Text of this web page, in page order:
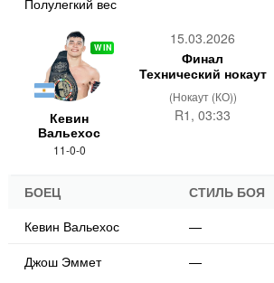
Полулегкий вес
WIN
Кевин
Вальехос
11-0-0
15.03.2026
Финал
Технический нокаут
(Нокаут (КО))
R1, 03:33
БОЕЦ СТИЛЬ БОЯ
Кевин Вальехос
—
Джош Эммет
—